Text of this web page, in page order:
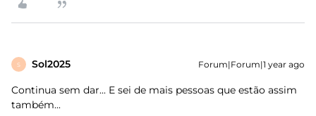
S Sol2025 Forum|Forum|1 year ago
Continua sem dar... E sei de mais pessoas que estão assim
também...